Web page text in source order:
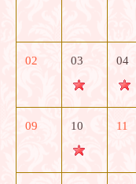
02 03 04
09 10 11